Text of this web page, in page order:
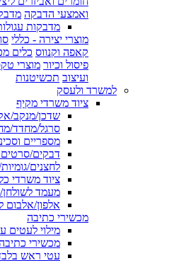
ואמצעי הדבקה
מדבקות
מוצרי יצירה - כללי
קאפה וקנווס כלים
פיסול וכיור מוצרי
ועיצוב תכשיטנות
למשרד ולעסק
ציוד משרדי מקיף
שדכן/מנקב/
סרגל/מחדד/
מספריים
דבקים/סרטים
לחצנים/
ציוד משרדי
מעמד
אלפון/אלבום
מכשירי כתיבה
מילוי לעטים
מכשירי
עטי ראש